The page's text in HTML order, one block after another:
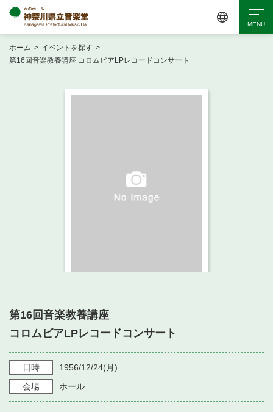
・ フロアマップ
・ よくある質問
・ 空き状況
・ 利用料金
・ 音楽堂のご案内
・ フロアマップ
・ 芸術参与
神奈川県立音楽堂
SNS
ホーム > イベントを探す >
第16回音楽教養講座 コロムビアLPレコードコンサート
第16回音楽教養講座
コロムビアLPレコードコンサート
日時 1956/12/24(月)
会場
ホール